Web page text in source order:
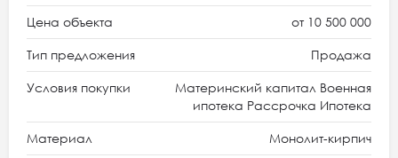
Цена объекта от 10 500 000
Тип предложения Продажа
Условия покупки
Материнский капитал Военная
ипотека Рассрочка Ипотека
Материал Монолит-кирпич